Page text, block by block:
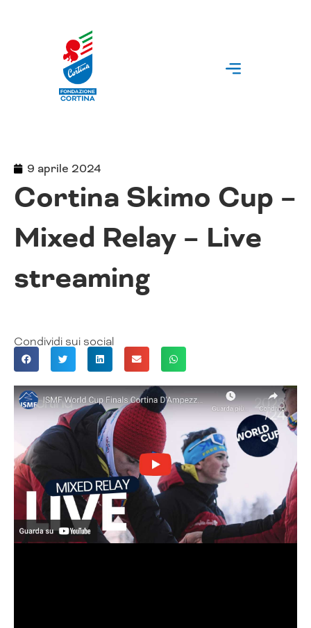
9 aprile 2024
Cortina Skimo Cup –
Mixed Relay – Live
streaming
Condividi sui social